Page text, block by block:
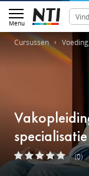
Menu
Cursussen
(0)